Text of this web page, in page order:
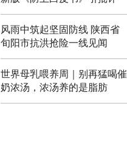
风雨中筑起坚固防线 陕西省
旬阳市抗洪抢险一线见闻
世界母乳喂养周｜别再猛喝催
奶浓汤，浓汤养的是脂肪